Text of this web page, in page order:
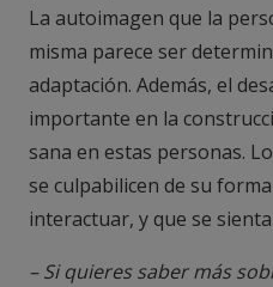
La autoimagen que la
misma parece ser
adaptación. Además, el
importante en la
sana en estas personas.
se culpabilicen de su
interactuar, y que se
– Si quieres saber más